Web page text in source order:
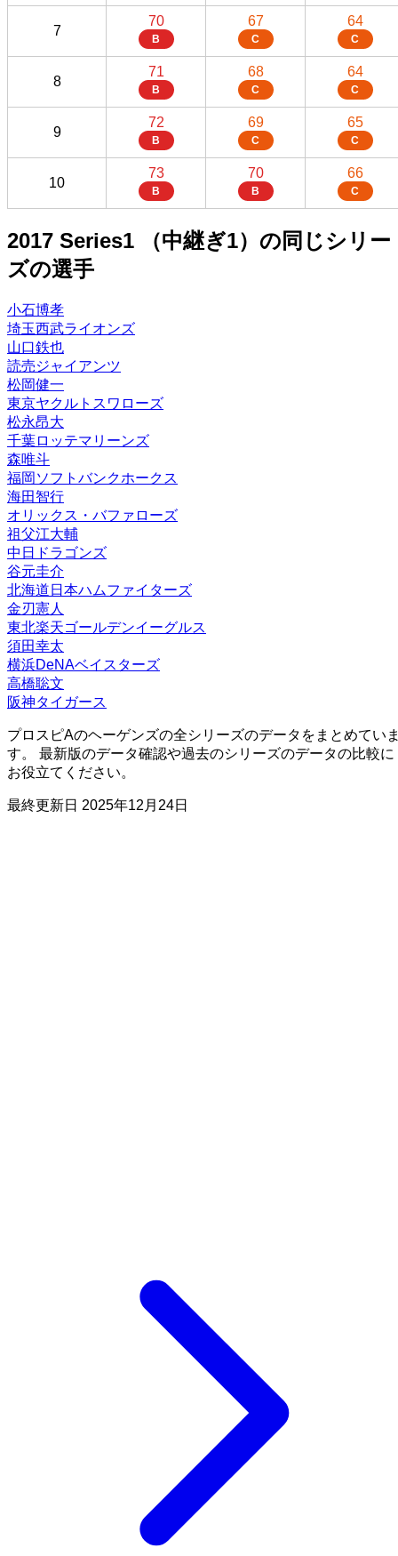
7
70
B
67
C
64
C
8
71
B
68
C
64
C
9
72
B
69
C
65
C
10
73
B
70
B
66
C
2017 Series1 （中継ぎ1）の同じシリー
ズの選手
小石博孝
埼玉西武ライオンズ
山口鉄也
読売ジャイアンツ
松岡健一
東京ヤクルトスワローズ
松永昂大
千葉ロッテマリーンズ
森唯斗
福岡ソフトバンクホークス
海田智行
オリックス・バファローズ
祖父江大輔
中日ドラゴンズ
谷元圭介
北海道日本ハムファイターズ
金刃憲人
東北楽天ゴールデンイーグルス
須田幸太
横浜DeNAベイスターズ
高橋聡文
阪神タイガース
プロスピAのヘーゲンズの全シリーズのデータをまとめてい
す。 最新版のデータ確認や過去のシリーズのデータの比較に
お役立てください。
最終更新日 2025年12月24日